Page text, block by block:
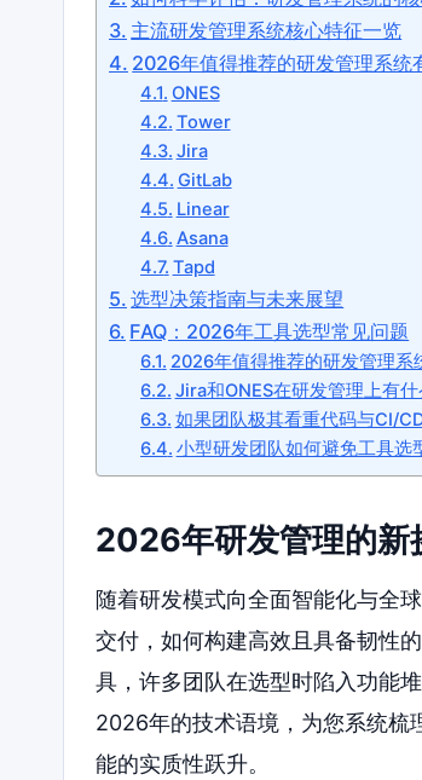
主流研发管理系统核心特征一览
2026年值得推荐的研发管理系统
ONES
Tower
Jira
GitLab
Linear
Asana
Tapd
选型决策指南与未来展望
FAQ：2026年工具选型常见问题
2026年值得推荐的研发管理系
Jira和ONES在研发管理上有什
如果团队极其看重代码与CI/
小型研发团队如何避免工具选
2026年研发管理的新
随着研发模式向全面智能化与全
交付，如何构建高效且具备韧性
具，许多团队在选型时陷入功能
2026年的技术语境，为您系统梳
能的实质性跃升。